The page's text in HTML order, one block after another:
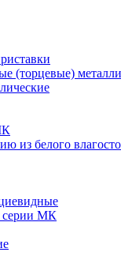
(торцевые)
из белого
серии МК